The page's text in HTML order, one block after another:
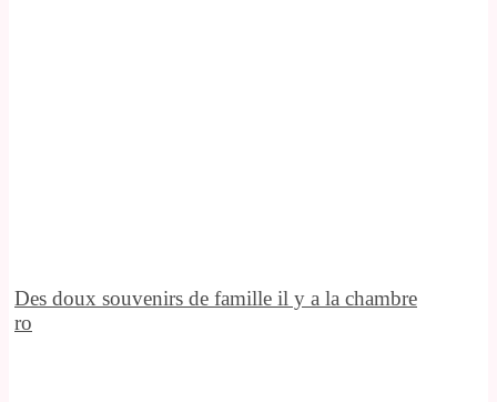
Des doux souvenirs de famille il y a la chambre
ro